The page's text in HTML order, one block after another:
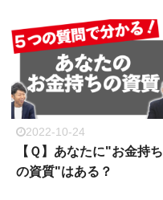
2022-10-24
【Ｑ】あなたに"お金持ち
の資質"はある？